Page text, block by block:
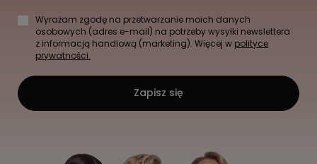
Wyrażam zgodę na przetwarzanie moich danych
osobowych (adres e-mail) na potrzeby wysyłki newslettera
z informacją handlową (marketing). Więcej w polityce
prywatności.
Zapisz się